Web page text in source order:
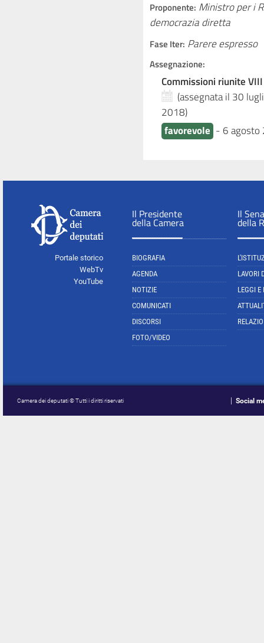
Proponente: Ministro per i
democrazia diretta
Fase Iter: Parere espresso
Assegnazione:
Commissioni riunite
(assegnata il 30
2018)
favorevole - 6
Portale storico
WebTv
YouTube
Il Presidente
della Camera
BIOGRAFIA
AGENDA
NOTIZIE
COMUNICATI
DISCORSI
FOTO/VIDEO
Il
della
LAVORI
LEGGI E
Camera dei deputati © Tutti i diritti riservati Social